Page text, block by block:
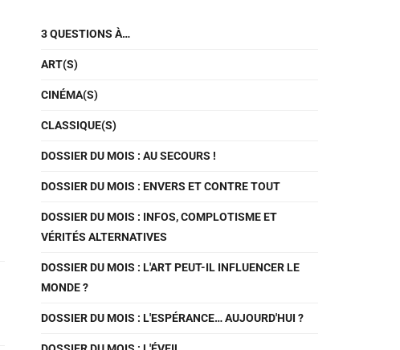
3 QUESTIONS À…
ART(S)
CINÉMA(S)
CLASSIQUE(S)
DOSSIER DU MOIS : AU SECOURS !
DOSSIER DU MOIS : ENVERS ET CONTRE TOUT
DOSSIER DU MOIS : INFOS, COMPLOTISME ET
VÉRITÉS ALTERNATIVES
DOSSIER DU MOIS : L'ART PEUT-IL INFLUENCER LE
MONDE ?
DOSSIER DU MOIS : L'ESPÉRANCE… AUJOURD'HUI ?